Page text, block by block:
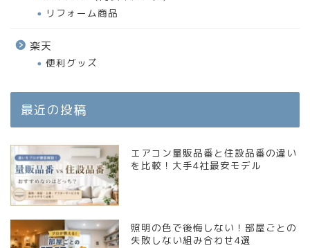
リフォーム商品
楽天
便利グッズ
最近の投稿
エアコン量販品番と住設品番の違い
を比較！大手4社最安モデル
照明の色で後悔しない！部屋ごとの
失敗しない組み合わせ4選